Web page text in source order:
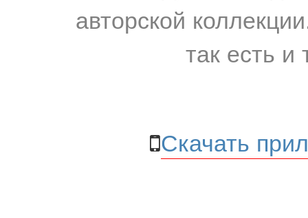
авторской
так есть и
Скачать